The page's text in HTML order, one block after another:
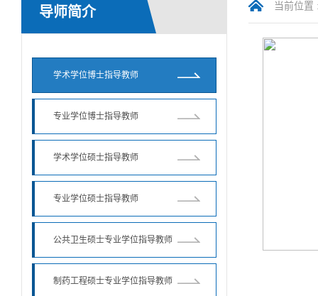
导师简介
学术学位博士指导教师
专业学位博士指导教师
学术学位硕士指导教师
专业学位硕士指导教师
公共卫生硕士专业学位指导教师
制药工程硕士专业学位指导教师
当前位